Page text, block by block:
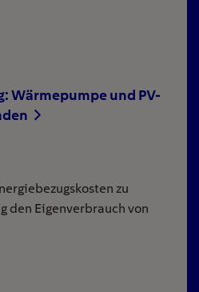
Wärmepumpe und PV-
zu
den Eigenverbrauch von